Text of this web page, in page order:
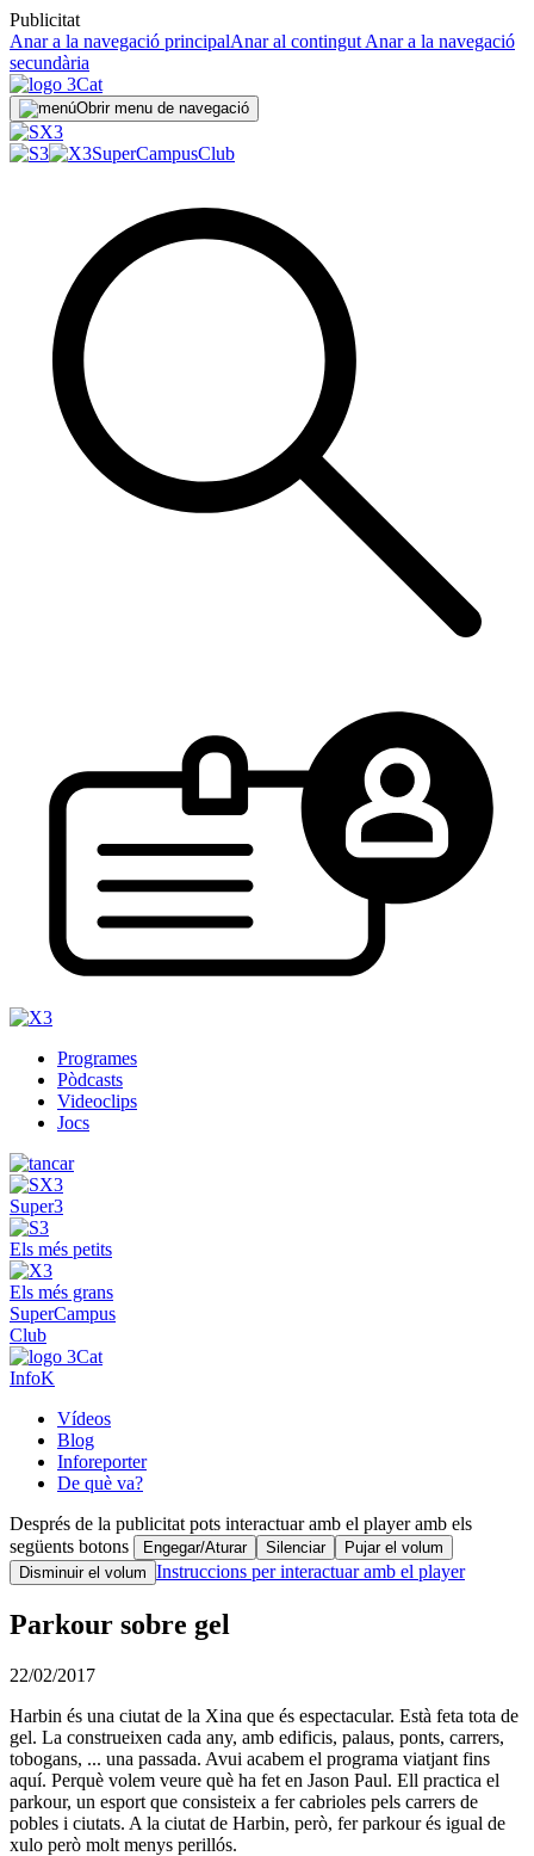
Publicitat
Anar a la navegació principalAnar al contingut Anar a la navegació
secundària
Obrir menu de navegació
SuperCampusClub
Programes
Pòdcasts
Videoclips
Jocs
Super3
Els més petits
Els més grans
SuperCampus
Club
InfoK
Vídeos
Blog
Inforeporter
De què va?
Després de la publicitat pots interactuar amb el player amb els
següents botons
Engegar/Aturar Silenciar
Pujar el volum
Disminuir el volum Instruccions per interactuar amb el player
Parkour sobre gel
22/02/2017
Harbin és una ciutat de la Xina que és espectacular. Està feta tota de
gel. La construeixen cada any, amb edificis, palaus, ponts, carrers,
tobogans, ... una passada. Avui acabem el programa viatjant fins
aquí. Perquè volem veure què ha fet en Jason Paul. Ell practica el
parkour, un esport que consisteix a fer cabrioles pels carrers de
pobles i ciutats. A la ciutat de Harbin, però, fer parkour és igual de
xulo però molt menys perillós.